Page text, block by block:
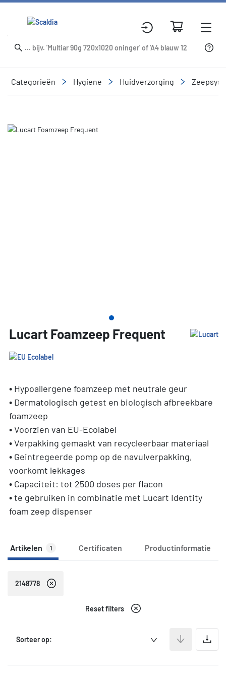
Categorieën Hygiene Huidverzorging
Slide 1 of 1
Lucart Foamzeep Frequent
• Hypoallergene foamzeep met neutrale geur
• Dermatologisch getest en biologisch afbreekbare
foamzeep
• Voorzien van EU-Ecolabel
• Verpakking gemaakt van recycleerbaar materiaal
• Geintregeerde pomp op de navulverpakking,
voorkomt lekkages
• Capaciteit: tot 2500 doses per flacon
• te gebruiken in combinatie met Lucart Identity
foam zeep dispenser
Artikelen 1 Certificaten Productinformatie
2148778
Reset filters
Sorteer op: